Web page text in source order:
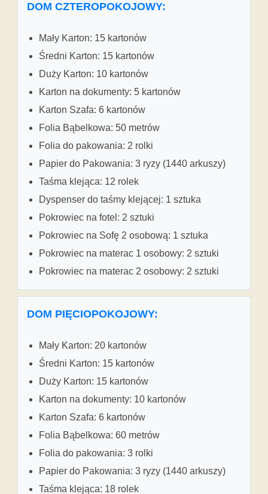
DOM CZTEROPOKOJOWY:
Mały Karton: 15 kartonów
Średni Karton: 15 kartonów
Duży Karton: 10 kartonów
Karton na dokumenty: 5 kartonów
Karton Szafa: 6 kartonów
Folia Bąbelkowa: 50 metrów
Folia do pakowania: 2 rolki
Papier do Pakowania: 3 ryzy (1440 arkuszy)
Taśma klejąca: 12 rolek
Dyspenser do taśmy klejącej: 1 sztuka
Pokrowiec na fotel: 2 sztuki
Pokrowiec na Sofę 2 osobową: 1 sztuka
Pokrowiec na materac 1 osobowy: 2 sztuki
Pokrowiec na materac 2 osobowy: 2 sztuki
DOM PIĘCIOPOKOJOWY:
Mały Karton: 20 kartonów
Średni Karton: 15 kartonów
Duży Karton: 15 kartonów
Karton na dokumenty: 10 kartonów
Karton Szafa: 6 kartonów
Folia Bąbelkowa: 60 metrów
Folia do pakowania: 3 rolki
Papier do Pakowania: 3 ryzy (1440 arkuszy)
Taśma klejąca: 18 rolek